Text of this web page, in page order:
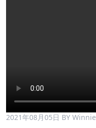
2021年08月05日 BY Winnie